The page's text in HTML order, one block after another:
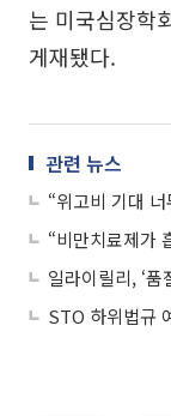
는 미국심장학
게재됐다.
관련 뉴스
“비만치료제가